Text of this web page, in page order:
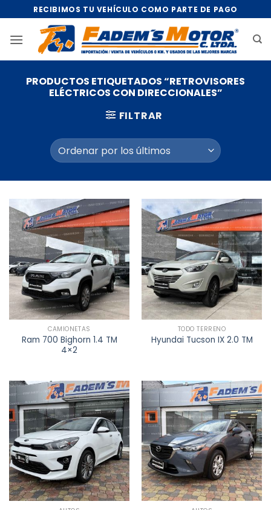
al
contenido
RECIBIMOS TU VEHÍCULO COMO PARTE DE PAGO
PRODUCTOS ETIQUETADOS “RETROVISORES
ELÉCTRICOS CON DIRECCIONALES”
FILTRAR
CAMIONETAS
Ram 700 Bighorn 1.4 TM
4×2
TODO TERRENO
Hyundai Tucson IX 2.0 TM